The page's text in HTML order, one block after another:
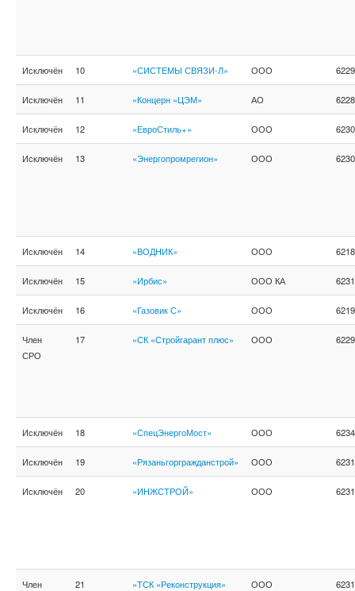
Исключён 10 «СИСТЕМЫ СВЯЗИ-Л» ООО
Исключён 11 «Концерн «ЦЭМ» АО
Исключён 12 «ЕвроСтиль+» ООО
Исключён 13 «Энергопромрегион» ООО
Исключён 14 «ВОДНИК» ООО
Исключён 15 «Ирбис» ООО КА
Исключён 16 «Газовик С» ООО
Член
СРО
17 «СК «Стройгарант плюс» ООО
Исключён 18 «СпецЭнергоМост» ООО
Исключён 19 «Рязаньгоргражданстрой» ООО
Исключён 20 «ИНЖСТРОЙ» ООО
Член
21 «ТСК «Реконструкция» ООО